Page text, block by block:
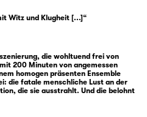
stärker wird er
starker
Anne, Königin
oder seiner
York.
Ehefrau oder
Witz und Klugheit [...]“
die wohltuend frei von
200 Minuten von angemessen
homogen präsenten Ensemble
die fatale menschliche Lust an der
die sie ausstrahlt. Und die belohnt